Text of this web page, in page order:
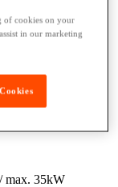
max. 35kW
of cookies on your
in our marketing